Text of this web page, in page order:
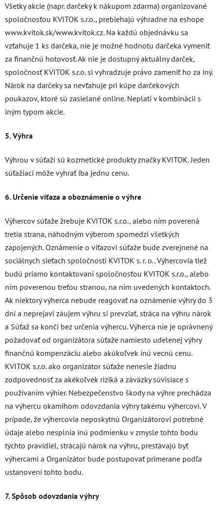
Všetky akcie (napr. darčeky k nákupom zdarma) organizované
spoločnosťou KVITOK s.r.o., prebiehajú výhradne na eshope
www.kvitok.sk/www.kvitok.cz. Na každú objednávku sa
vzťahuje 1 ks darčeka, nie je možné hodnotu darčeka vymeniť
za finančnú hotovosť. Ak nie je dostupný aktuálny darček,
spoločnosť KVITOK s.r.o. si vyhradzuje právo zameniť ho za iný.
Nárok na darčeky sa nevťahuje pri kúpe darčekových
poukazov, ktoré sú zasielané online. Neplatí v kombinácii s
iným typom akcie.
5. Výhra
Výhrou v súťaži sú kozmetické produkty značky KVITOK. Jeden
súťažiaci môže vyhrať iba jednu cenu.
6. Určenie víťaza a oboznámenie o výhre
Výhercov súťaže žrebuje KVITOK s.r.o., alebo ním poverená
tretia strana, náhodným výberom spomedzi všetkých
zapojených. Oznámenie o víťazovi súťaže bude zverejnené na
sociálnych sieťach spoločnosti KVITOK s. r. o.. Výhercovia tiež
budú priamo kontaktovaní spoločnosťou KVITOK s.r.o., alebo
ním poverenou treťou stranou, na ním uvedených kontaktoch.
Ak niektorý výherca nebude reagovať na oznámenie výhry do 3
dní a neprejaví záujem výhru si prevziať, stráca na výhru nárok
a Súťaž sa končí bez určenia výhercu. Výherca nie je oprávnený
požadovať od organizátora súťaže namiesto udelenej výhry
finančnú kompenzáciu alebo akúkoľvek inú vecnú cenu.
KVITOK s.r.o. ako organizátor súťaže nenesie žiadnu
zodpovednosť za akékoľvek riziká a záväzky súvisiace s
používaním výhier. Nebezpečenstvo škody na výhre prechádza
na výhercu okamihom odovzdania výhry takému výhercovi. V
prípade, že výhercovia neposkytnú Organizátorovi potrebné
údaje alebo nesplnia inú podmienku v zmysle tohto bodu
týchto pravidiel, strácajú nárok na výhru, prestávajú byť
výhercami a Organizátor bude postupovať primerane podľa
ustanovení tohto bodu.
7. Spôsob odovzdania výhry